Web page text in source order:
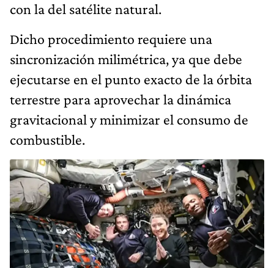
con la del satélite natural.
Dicho procedimiento requiere una
sincronización milimétrica, ya que debe
ejecutarse en el punto exacto de la órbita
terrestre para aprovechar la dinámica
gravitacional y minimizar el consumo de
combustible.